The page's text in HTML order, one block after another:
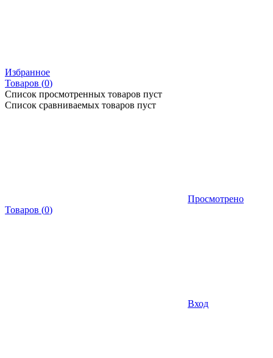
Избранное
Товаров (0)
Список просмотренных товаров пуст
Список сравниваемых товаров пуст
Просмотрено
Товаров (0)
Вход